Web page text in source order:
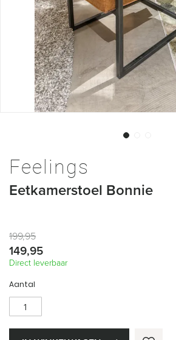
naar
het
van
Feelings
Eetkamerstoel Bonnie
199,95
149,95
Direct leverbaar
Aantal